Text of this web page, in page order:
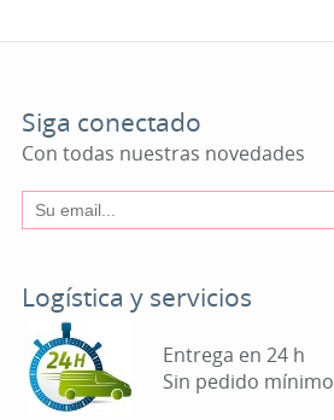
Siga conectado
Con todas nuestras novedades
Logística y servicios
Entrega en 24 h
Sin pedido mínimo